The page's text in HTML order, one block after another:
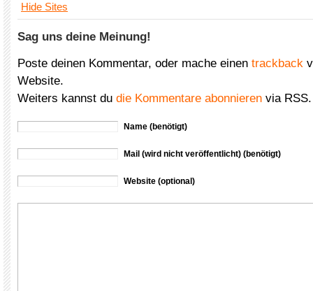
Hide Sites
Sag uns deine Meinung!
Poste deinen Kommentar, oder mache einen trackback
Website.
Weiters kannst du die Kommentare abonnieren via RSS.
Name (benötigt)
Mail (wird nicht veröffentlicht) (benötigt)
Website (optional)